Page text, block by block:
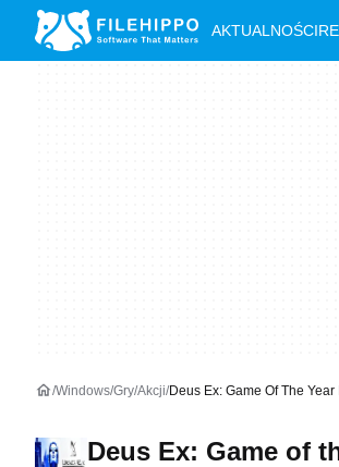
AKTUALNOŚCI
Windows Gry Akcji Deus Ex: Game Of The
Deus Ex: Game of